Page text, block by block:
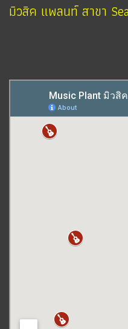
มิวสิค แพลนท์ สาขา